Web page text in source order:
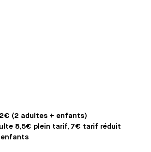
(2 adultes + enfants)
8,5€ plein tarif, 7€ tarif réduit